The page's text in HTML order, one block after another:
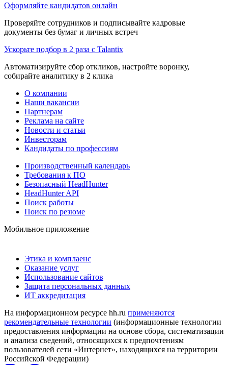
Оформляйте кандидатов онлайн
Проверяйте сотрудников и подписывайте кадровые
документы без бумаг и личных встреч
Ускорьте подбор в 2 раза с Talantix
Автоматизируйте сбор откликов, настройте воронку,
собирайте аналитику в 2 клика
О компании
Наши вакансии
Партнерам
Реклама на сайте
Новости и статьи
Инвесторам
Кандидаты по профессиям
Производственный календарь
Требования к ПО
Безопасный HeadHunter
HeadHunter API
Поиск работы
Поиск по резюме
Мобильное приложение
Этика и комплаенс
Оказание услуг
Использование сайтов
Защита персональных данных
ИТ аккредитация
На информационном ресурсе hh.ru применяются
рекомендательные технологии (информационные технологии
предоставления информации на основе сбора, систематизации
и анализа сведений, относящихся к предпочтениям
пользователей сети «Интернет», находящихся на территории
Российской Федерации)